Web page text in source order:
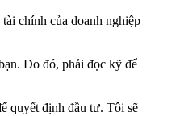
chính của doanh nghiệp
Do đó, phải đọc kỹ để
quyết định đầu tư. Tôi sẽ